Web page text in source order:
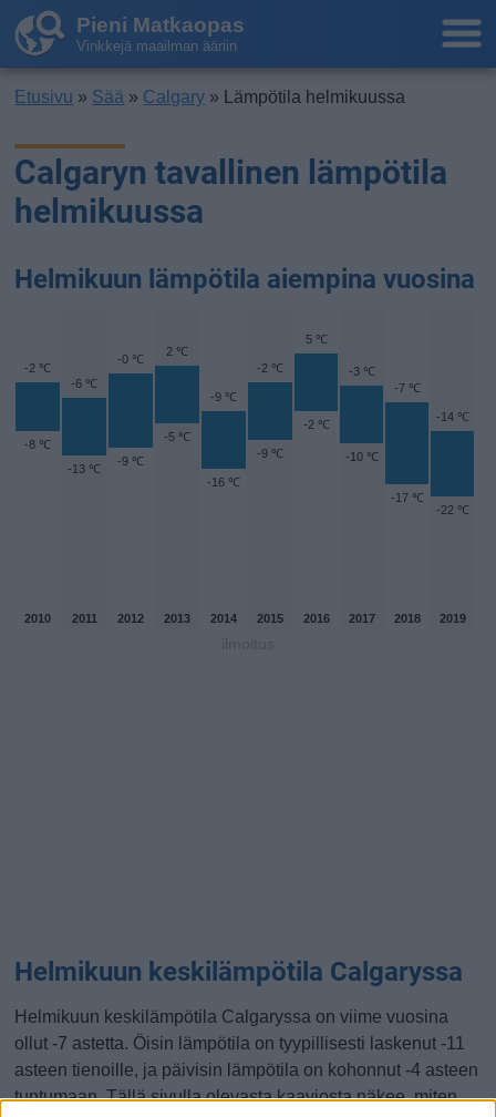
Pieni Matkaopas
Vinkkejä maailman ääriin
Etusivu » Sää » Calgary » Lämpötila helmikuussa
Calgaryn tavallinen lämpötila
helmikuussa
Helmikuun lämpötila aiempina vuosina
-2 ℃
-8 ℃
-6 ℃
-13 ℃
-0 ℃
-9 ℃
2 ℃
-5 ℃
-9 ℃
-16 ℃
-2 ℃
-9 ℃
5 ℃
-2 ℃
-3 ℃
-10 ℃
-7 ℃
-17 ℃
-14 ℃
-22 ℃
2010 2011 2012 2013 2014 2015 2016 2017 2018 2019
Helmikuun keskilämpötila Calgaryssa
Helmikuun keskilämpötila Calgaryssa on viime vuosina
ollut -7 astetta. Öisin lämpötila on tyypillisesti laskenut -11
asteen tienoille, ja päivisin lämpötila on kohonnut -4 asteen
tuntumaan. Tällä sivulla olevasta kaaviosta näkee, miten